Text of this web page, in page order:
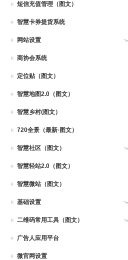
短信充值管理（图文）
智慧卡券提货系统
网站设置
商协会系统
定位贴（图文）
智慧地图2.0（图文）
智慧乡村(图文）
720全景（最新·图文）
智慧社区（图文）
智慧轻站2.0（图文）
智慧微站（图文）
基础设置
二维码常用工具（图文）
广告人应用平台
微官网设置